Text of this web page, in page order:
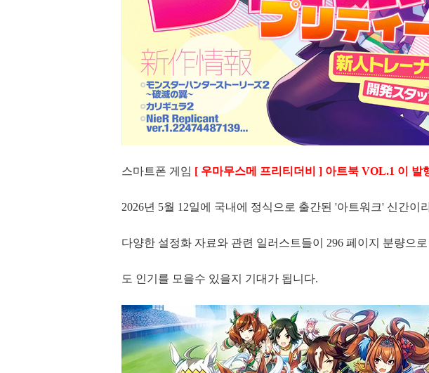
스마트폰 게임 [ 우마무스메 프리티더비 ] 아트북 VOL.1 이 발
2026년 5월 12일에 국내에 정식으로 출간된 '아트워크' 신간
다양한 설정화 자료와 관련 일러스트들이 296 페이지 분량으
도 인기를 모을수 있을지 기대가 됩니다.